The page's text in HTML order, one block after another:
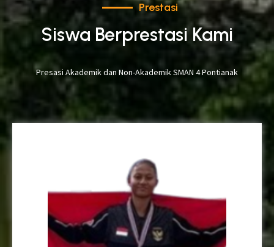
Prestasi
Siswa Berprestasi Kami
Presasi Akademik dan Non-Akademik SMAN 4 Pontianak